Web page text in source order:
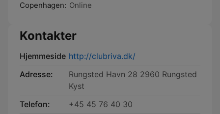
Copenhagen: Online
Kontakter
Hjemmeside http://clubriva.dk/
Adresse:
Rungsted Havn 28 2960 Rungsted
Kyst
Telefon:
+45 45 76 40 30